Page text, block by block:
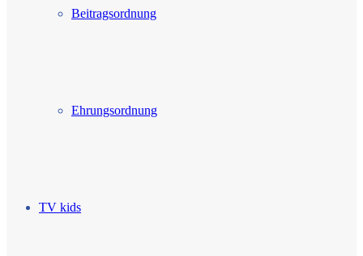
Beitragsordnung
Ehrungsordnung
TV kids